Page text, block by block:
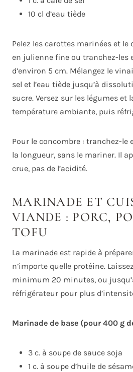
10 cl d’eau tiède
Pelez les carottes marinées et
en julienne fine ou tranchez-les
d’environ 5 cm. Mélangez le
sel et l’eau tiède jusqu’à
sucre. Versez sur les légumes et
température ambiante, puis
Pour le concombre : tranchez-le
la longueur, sans le mariner. Il
crue, pas de l’acidité.
MARINADE ET
VIANDE : PORC,
TOFU
La marinade est rapide à
n’importe quelle protéine.
minimum 20 minutes, ou
réfrigérateur pour plus
Marinade de base (pour 400 g
3 c. à soupe de sauce soja
1 c. à soupe d’huile de